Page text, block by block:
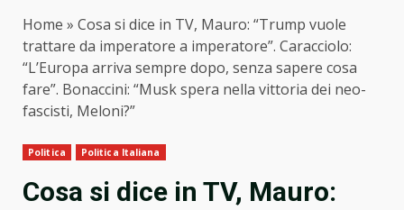
Home » Cosa si dice in TV, Mauro: “Trump vuole
trattare da imperatore a imperatore”. Caracciolo:
“L’Europa arriva sempre dopo, senza sapere cosa
fare”. Bonaccini: “Musk spera nella vittoria dei neo-
fascisti, Meloni?”
Politica Politica Italiana
Cosa si dice in TV, Mauro: